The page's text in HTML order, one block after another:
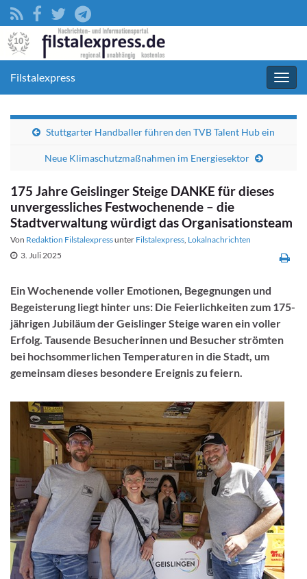
Filstalexpress
Stuttgarter Handballer führen den TVB Talent Hub ein
Neue Klimaschutzmaßnahmen im Energiesektor
175 Jahre Geislinger Steige DANKE für dieses
unvergessliches Festwochenende – die
Stadtverwaltung würdigt das Organisationsteam
Von Redaktion Filstalexpressunter Filstalexpress, Lokalnachrichten
3. Juli 2025
Ein Wochenende voller Emotionen, Begegnungen und
Begeisterung liegt hinter uns: Die Feierlichkeiten zum 175-
jährigen Jubiläum der Geislinger Steige waren ein voller
Erfolg. Tausende Besucherinnen und Besucher strömten
bei hochsommerlichen Temperaturen in die Stadt, um
gemeinsam dieses besondere Ereignis zu feiern.